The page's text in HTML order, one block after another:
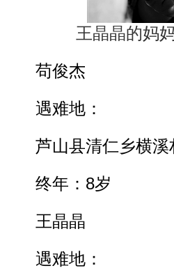
王晶晶的妈
苟俊杰
遇难地：
芦山县清仁乡横溪
终年：8岁
王晶晶
遇难地：